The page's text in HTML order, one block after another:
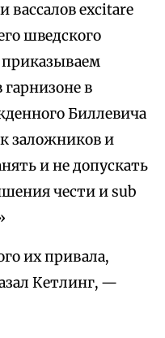
вассалов excitare
шведского
приказываем
в
Биллевича
заложников и
и не допускать
чести и sub
их привала,
Кетлинг, —